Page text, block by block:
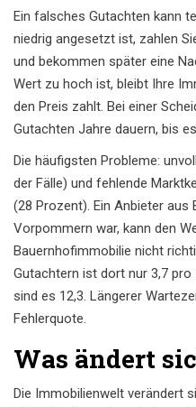
Ein falsches Gutachten kann
niedrig angesetzt ist, zahlen
und bekommen später eine
Wert zu hoch ist, bleibt Ihre
den Preis zahlt. Bei einer
Gutachten Jahre dauern, bis
Die häufigsten Probleme:
der Fälle) und fehlende
(28 Prozent). Ein Anbieter aus
Vorpommern war, kann den
Bauernhofimmobilie nicht
Gutachtern ist dort nur 3,7 pro
sind es 12,3. Längerer
Fehlerquote.
Was ändert
Die Immobilienwelt verändert